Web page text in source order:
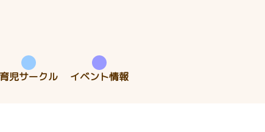
育児サークル イベント情報